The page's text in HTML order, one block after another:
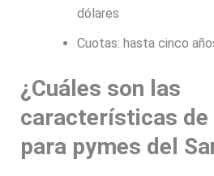
dólares
Cuotas: hasta cinco
¿Cuáles son las
características
para pymes del